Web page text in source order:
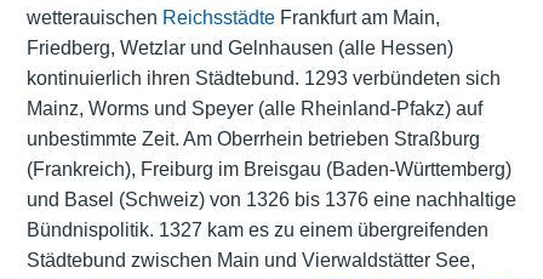
wetterauischen ReichsstädteFrankfurt am Main,
Friedberg, Wetzlar und Gelnhausen (alle Hessen)
kontinuierlich ihren Städtebund. 1293 verbündeten sich
Mainz, Worms und Speyer (alle Rheinland-Pfakz) auf
unbestimmte Zeit. Am Oberrhein betrieben Straßburg
(Frankreich), Freiburg im Breisgau (Baden-Württemberg)
und Basel (Schweiz) von 1326 bis 1376 eine nachhaltige
Bündnispolitik. 1327 kam es zu einem übergreifenden
Städtebund zwischen Main und Vierwaldstätter See,